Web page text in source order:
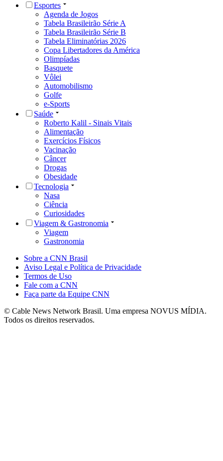
Esportes
Agenda de Jogos
Tabela Brasileirão Série A
Tabela Brasileirão Série B
Tabela Eliminatórias 2026
Copa Libertadores da América
Olimpíadas
Basquete
Vôlei
Automobilismo
Golfe
e-Sports
Saúde
Roberto Kalil - Sinais Vitais
Alimentação
Exercícios Físicos
Vacinação
Câncer
Drogas
Obesidade
Tecnologia
Nasa
Ciência
Curiosidades
Viagem & Gastronomia
Viagem
Gastronomia
Sobre a CNN Brasil
Aviso Legal e Política de Privacidade
Termos de Uso
Fale com a CNN
Faça parte da Equipe CNN
© Cable News Network Brasil. Uma empresa NOVUS MÍDIA.
Todos os direitos reservados.